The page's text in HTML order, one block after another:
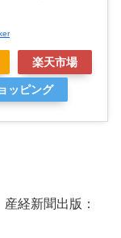
楽天市場
ッピング
経新聞出版：